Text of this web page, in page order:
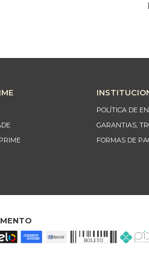
POLÍTICA DE
GARANTIAS,
FORMAS DE